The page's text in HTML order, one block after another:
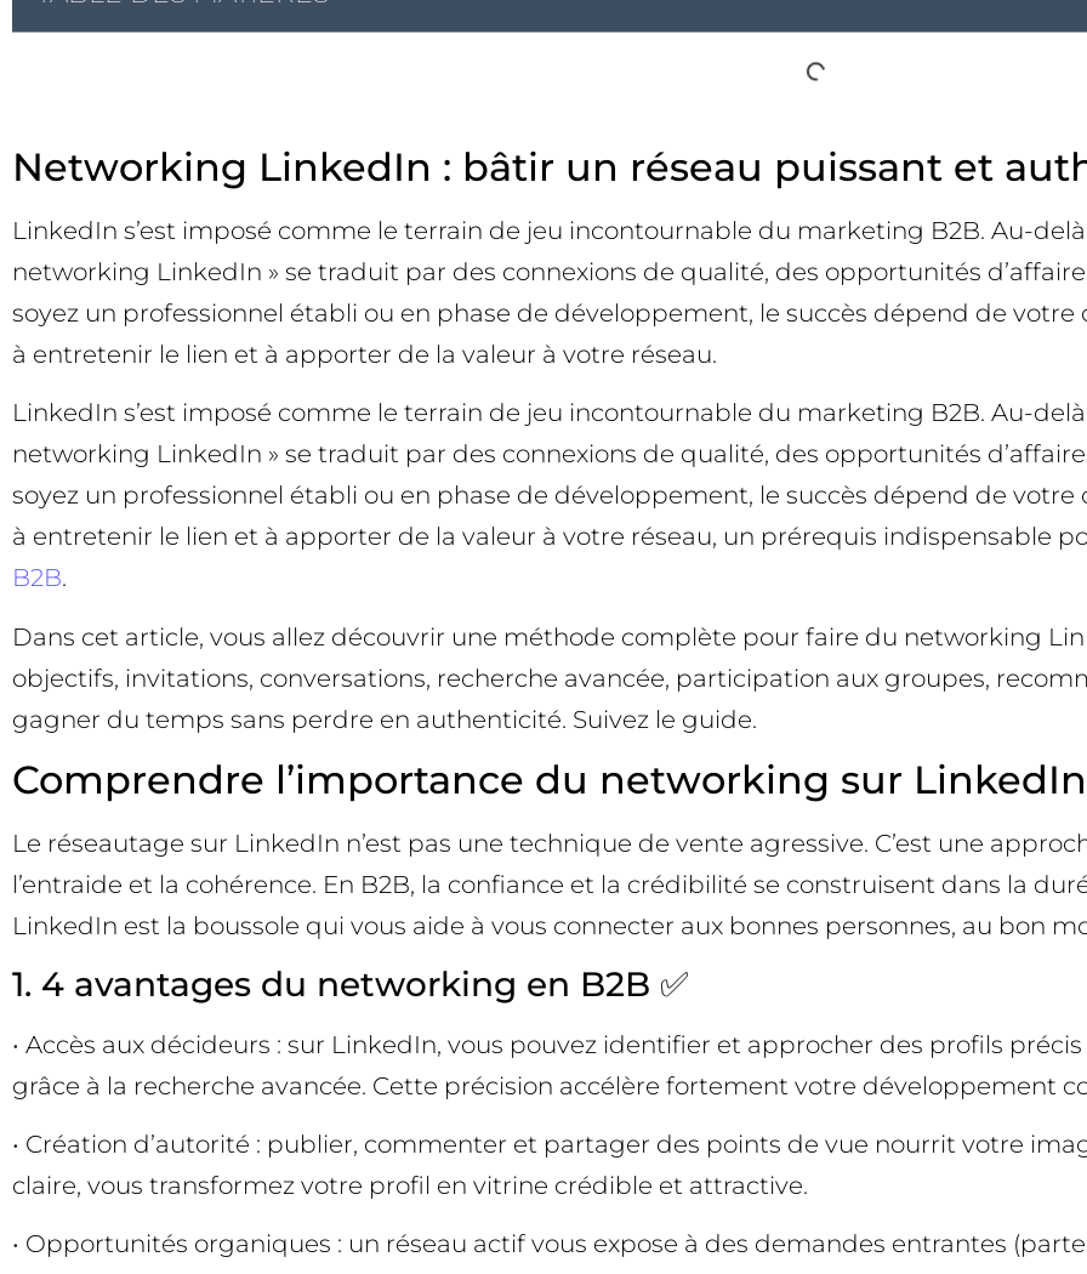
Networking LinkedIn : bâtir un réseau puissant et
LinkedIn s’est imposé comme le terrain de jeu incontournable du marketing B2B. Au-
networking LinkedIn » se traduit par des connexions de qualité, des opportunités
soyez un professionnel établi ou en phase de développement, le succès dépend de
à entretenir le lien et à apporter de la valeur à votre réseau.
LinkedIn s’est imposé comme le terrain de jeu incontournable du marketing B2B. Au-
networking LinkedIn » se traduit par des connexions de qualité, des opportunités
soyez un professionnel établi ou en phase de développement, le succès dépend de
à entretenir le lien et à apporter de la valeur à votre réseau, un prérequis indispensable
B2B.
Dans cet article, vous allez découvrir une méthode complète pour faire du networking
objectifs, invitations, conversations, recherche avancée, participation aux groupes,
gagner du temps sans perdre en authenticité. Suivez le guide.
Comprendre l’importance du networking sur
Le réseautage sur LinkedIn n’est pas une technique de vente agressive. C’est une
l’entraide et la cohérence. En B2B, la confiance et la crédibilité se construisent dans la
LinkedIn est la boussole qui vous aide à vous connecter aux bonnes personnes, au bon
1. 4 avantages du networking en B2B ✅
• Accès aux décideurs : sur LinkedIn, vous pouvez identifier et approcher des profils précis
grâce à la recherche avancée. Cette précision accélère fortement votre développement
• Création d’autorité : publier, commenter et partager des points de vue nourrit votre
claire, vous transformez votre profil en vitrine crédible et attractive.
• Opportunités organiques : un réseau actif vous expose à des demandes entrantes